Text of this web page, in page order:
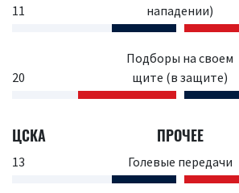
11
нападении)
20
Подборы на своем
щите (в защите)
ЦСКА ПРОЧЕЕ
13 Голевые передачи